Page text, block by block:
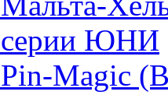
серии ЮНИ
Magic